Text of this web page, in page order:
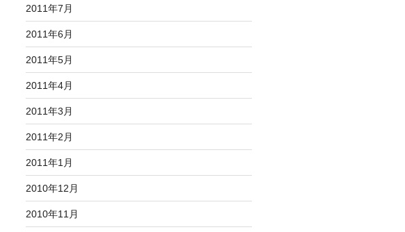
2011年7月
2011年6月
2011年5月
2011年4月
2011年3月
2011年2月
2011年1月
2010年12月
2010年11月